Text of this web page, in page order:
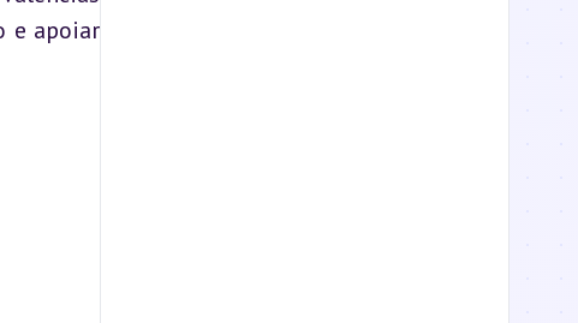
e apoiar